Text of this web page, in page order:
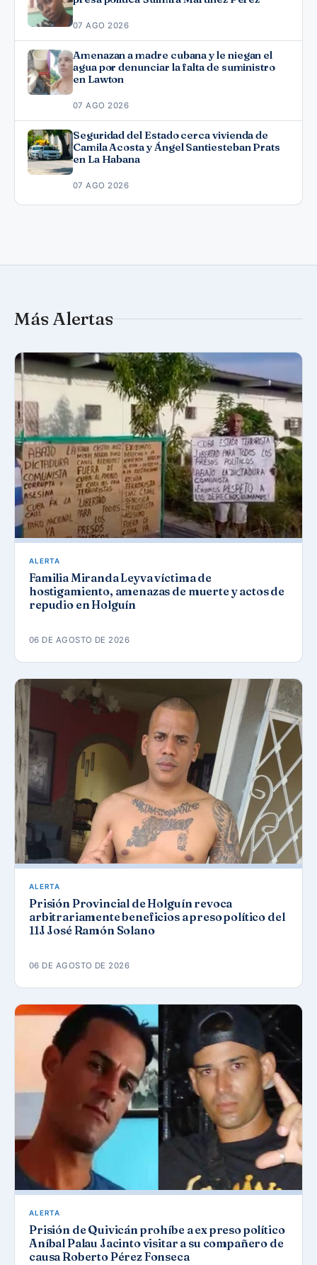
07 AGO 2026
Amenazan a madre cubana y le niegan el
agua por denunciar la falta de suministro
en Lawton
07 AGO 2026
Seguridad del Estado cerca vivienda de
Camila Acosta y Ángel Santiesteban Prats
en La Habana
07 AGO 2026
Más Alertas
ALERTA
Familia Miranda Leyva víctima de
hostigamiento, amenazas de muerte y actos de
repudio en Holguín
06 DE AGOSTO DE 2026
ALERTA
Prisión Provincial de Holguín revoca
arbitrariamente beneficios a preso político del
11J José Ramón Solano
06 DE AGOSTO DE 2026
ALERTA
Prisión de Quivicán prohíbe a ex preso político
Aníbal Palau Jacinto visitar a su compañero de
causa Roberto Pérez Fonseca